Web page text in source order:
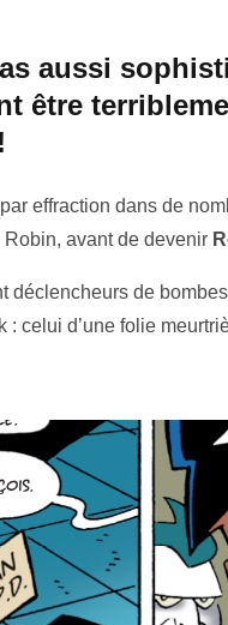
aussi
être
effraction dans de
Robin, avant de devenir
déclencheurs de
celui d’une folie